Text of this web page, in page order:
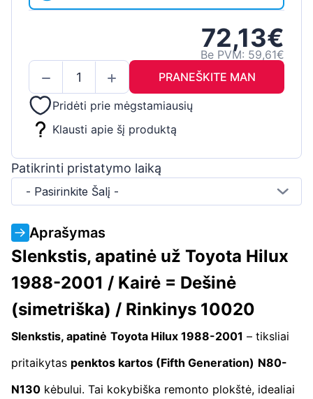
72,13€
Be PVM: 59,61€
PRANEŠKITE MAN
Pridėti prie mėgstamiausių
Klausti apie šį produktą
Patikrinti pristatymo laiką
- Pasirinkite Šalį -
Aprašymas
Slenkstis, apatinė už Toyota Hilux
1988-2001 / Kairė = Dešinė
(simetriška) / Rinkinys 10020
Slenkstis, apatinė Toyota Hilux 1988-2001 – tiksliai
pritaikytas penktos kartos (Fifth Generation) N80-
N130 kėbului. Tai kokybiška remonto plokštė, idealiai